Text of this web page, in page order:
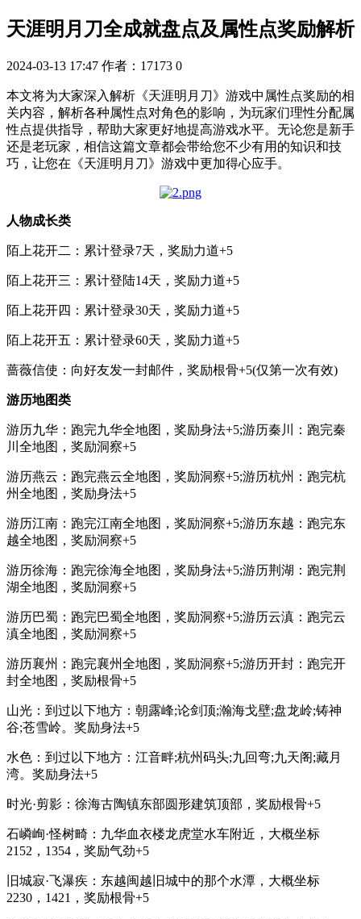
天涯明月刀全成就盘点及属性点奖励解析
2024-03-13 17:47 作者：17173 0
本文将为大家深入解析《天涯明月刀》游戏中属性点奖励的相
关内容，解析各种属性点对角色的影响，为玩家们理性分配属
性点提供指导，帮助大家更好地提高游戏水平。无论您是新手
还是老玩家，相信这篇文章都会带给您不少有用的知识和技
巧，让您在《天涯明月刀》游戏中更加得心应手。
人物成长类
陌上花开二：累计登录7天，奖励力道+5
陌上花开三：累计登陆14天，奖励力道+5
陌上花开四：累计登录30天，奖励力道+5
陌上花开五：累计登录60天，奖励力道+5
蔷薇信使：向好友发一封邮件，奖励根骨+5(仅第一次有效)
游历地图类
游历九华：跑完九华全地图，奖励身法+5;游历秦川：跑完秦
川全地图，奖励洞察+5
游历燕云：跑完燕云全地图，奖励洞察+5;游历杭州：跑完杭
州全地图，奖励身法+5
游历江南：跑完江南全地图，奖励洞察+5;游历东越：跑完东
越全地图，奖励洞察+5
游历徐海：跑完徐海全地图，奖励身法+5;游历荆湖：跑完荆
湖全地图，奖励洞察+5
游历巴蜀：跑完巴蜀全地图，奖励洞察+5;游历云滇：跑完云
滇全地图，奖励洞察+5
游历襄州：跑完襄州全地图，奖励洞察+5;游历开封：跑完开
封全地图，奖励根骨+5
山光：到过以下地方：朝露峰;论剑顶;瀚海戈壁;盘龙岭;铸神
谷;苍雪岭。奖励身法+5
水色：到过以下地方：江音畔;杭州码头;九回弯;九天阁;藏月
湾。奖励身法+5
时光·剪影：徐海古陶镇东部圆形建筑顶部，奖励根骨+5
石嶙峋·怪树畸：九华血衣楼龙虎堂水车附近，大概坐标
2152，1354，奖励气劲+5
旧城寂·飞瀑疾：东越闽越旧城中的那个水潭，大概坐标
2230，1421，奖励根骨+5